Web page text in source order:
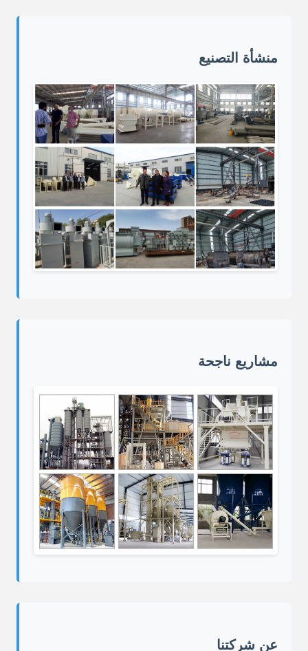
منشأة التصنيع
مشاريع ناجحة
عن شركتنا